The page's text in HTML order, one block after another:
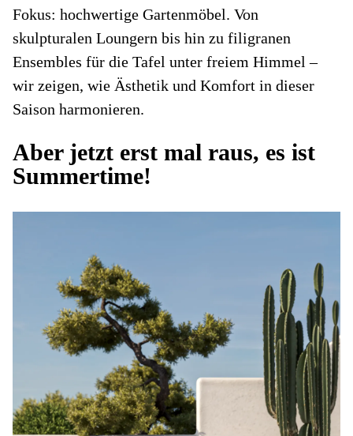
Fokus: hochwertige Gartenmöbel. Von
skulpturalen Loungern bis hin zu filigranen
Ensembles für die Tafel unter freiem Himmel –
wir zeigen, wie Ästhetik und Komfort in dieser
Saison harmonieren.
Aber jetzt erst mal raus, es ist
Summertime!